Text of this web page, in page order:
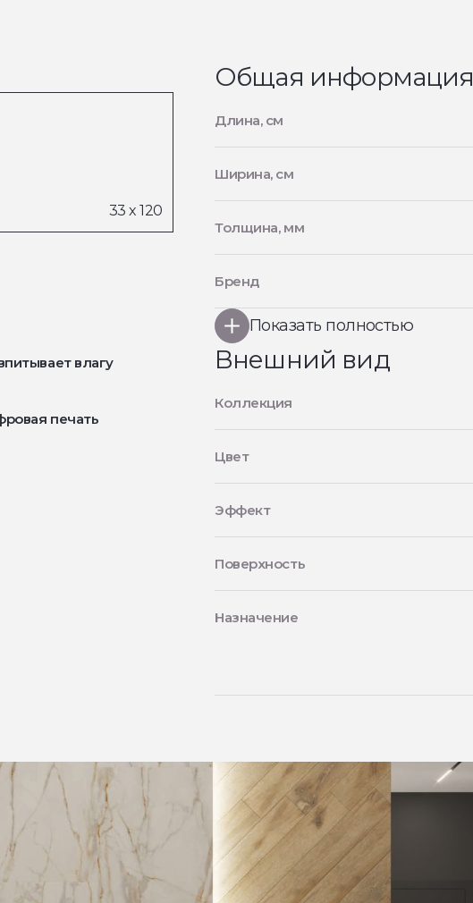
влагу
печать
Общая информация
Длина, см
Ширина, см
Толщина, мм
Бренд
Показать полностью
Внешний вид
Коллекция
Цвет
Эффект
Поверхность
Назначение